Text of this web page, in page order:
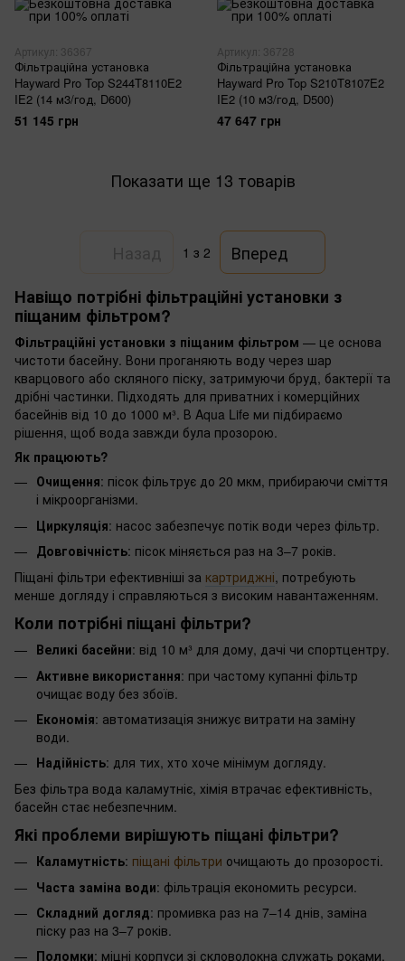
Артикул: 36367
Фільтраційна установка
Hayward Pro Top S244T8110E2
IE2 (14 м3/год, D600)
51 145 грн
Артикул: 36728
Фільтраційна установка
Hayward Pro Top S210T8107E2
IE2 (10 м3/год, D500)
47 647 грн
Показати ще 13 товарів
1 з 2
Вперед
Навіщо потрібні фільтраційні установки з
піщаним фільтром?
Фільтраційні установки з піщаним фільтром — це основа
чистоти басейну. Вони проганяють воду через шар
кварцового або скляного піску, затримуючи бруд, бактерії та
дрібні частинки. Підходять для приватних і комерційних
басейнів від 10 до 1000 м³. В Aqua Life ми підбираємо
рішення, щоб вода завжди була прозорою.
Як працюють?
Очищення: пісок фільтрує до 20 мкм, прибираючи сміття
і мікроорганізми.
Циркуляція: насос забезпечує потік води через фільтр.
Довговічність: пісок міняється раз на 3–7 років.
Піщані фільтри ефективніші за картриджні, потребують
менше догляду і справляються з високим навантаженням.
Коли потрібні піщані фільтри?
Великі басейни: від 10 м³ для дому, дачі чи спортцентру.
Активне використання: при частому купанні фільтр
очищає воду без збоїв.
Економія: автоматизація знижує витрати на заміну
води.
Надійність: для тих, хто хоче мінімум догляду.
Без фільтра вода каламутніє, хімія втрачає ефективність,
басейн стає небезпечним.
Які проблеми вирішують піщані фільтри?
Каламутність: піщані фільтри очищають до прозорості.
Часта заміна води: фільтрація економить ресурси.
Складний догляд: промивка раз на 7–14 днів, заміна
піску раз на 3–7 років.
Поломки: міцні корпуси зі скловолокна служать роками.